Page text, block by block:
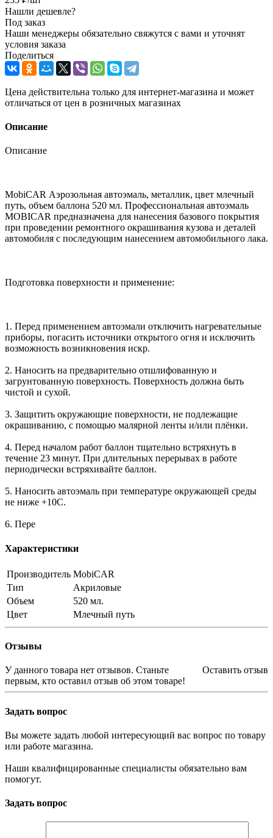
Нашли дешевле?
Под заказ
Наши менеджеры обязательно свяжутся с вами и уточнят
условия заказа
Поделиться
Цена действительна только для интернет-магазина и может
отличаться от цен в розничных магазинах
Описание
Описание
MobiCAR Аэрозольная автоэмаль, металлик, цвет млечный
путь, объем баллона 520 мл. Профессиональная автоэмаль
MOBICAR предназначена для нанесения базового покрытия
при проведении ремонтного окрашивания кузова и деталей
автомобиля с последующим нанесением автомобильного лака.
Подготовка поверхности и применение:
1. Перед применением автоэмали отключить нагревательные
приборы, погасить источники открытого огня и исключить
возможность возникновения искр.
2. Наносить на предварительно отшлифованную и
загрунтованную поверхность. Поверхность должна быть
чистой и сухой.
3. Защитить окружающие поверхности, не подлежащие
окрашиванию, с помощью малярной ленты и/или плёнки.
4. Перед началом работ баллон тщательно встряхнуть в
течение 23 минут. При длительных перерывах в работе
периодически встряхивайте баллон.
5. Наносить автоэмаль при температуре окружающей среды
не ниже +10С.
6. Пере
Характеристики
Производитель MobiCAR
Тип
Акриловые
Объем
520 мл.
Цвет
Млечный путь
Отзывы
Оставить отзыв
У данного товара нет отзывов. Станьте
первым, кто оставил отзыв об этом товаре!
Задать вопрос
Вы можете задать любой интересующий вас вопрос по товару
или работе магазина.
Наши квалифицированные специалисты обязательно вам
помогут.
Задать вопрос